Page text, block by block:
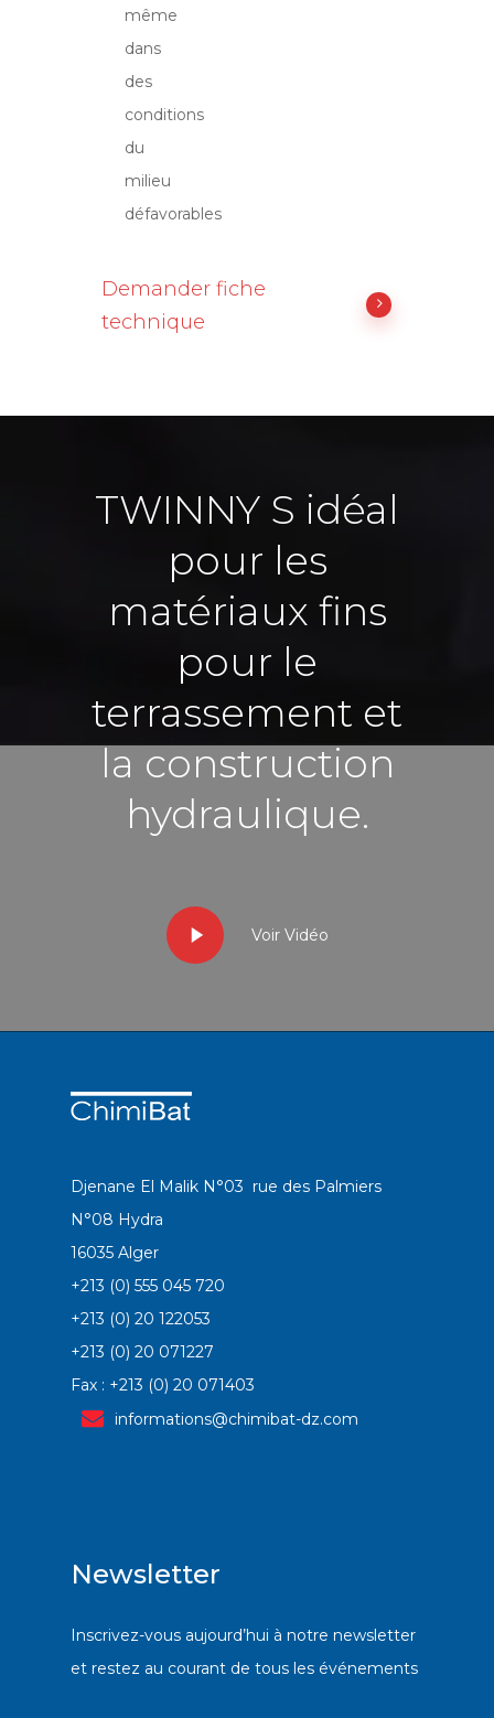
même
dans
des
conditions
du
milieu
défavorables
Demander fiche
technique
TWINNY S idéal
pour les
matériaux fins
pour le
terrassement et
la construction
hydraulique.
Voir Vidéo
Djenane El Malik N°03 rue des Palmiers
N°08 Hydra
16035 Alger
+213 (0) 555 045 720
+213 (0) 20 122053
+213 (0) 20 071227
Fax : +213 (0) 20 071403
informations@chimibat-dz.com
Newsletter
Inscrivez-vous aujourd’hui à notre newsletter
et restez au courant de tous les événements